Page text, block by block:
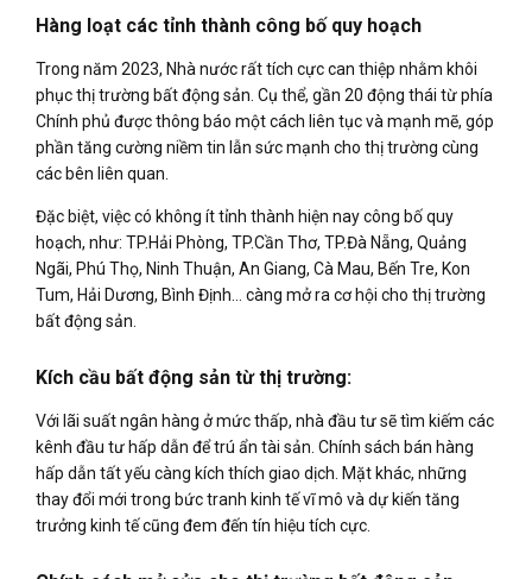
Hàng loạt các tỉnh thành công bố quy hoạch
Trong năm 2023, Nhà nước rất tích cực can thiệp nhằm khôi
phục thị trường bất động sản. Cụ thể, gần 20 động thái từ phía
Chính phủ được thông báo một cách liên tục và mạnh mẽ, góp
phần tăng cường niềm tin lẫn sức mạnh cho thị trường cùng
các bên liên quan.
Đặc biệt, việc có không ít tỉnh thành hiện nay công bố quy
hoạch, như: TP.Hải Phòng, TP.Cần Thơ, TP.Đà Nẵng, Quảng
Ngãi, Phú Thọ, Ninh Thuận, An Giang, Cà Mau, Bến Tre, Kon
Tum, Hải Dương, Bình Định… càng mở ra cơ hội cho thị trường
bất động sản.
Kích cầu bất động sản từ thị trường:
Với lãi suất ngân hàng ở mức thấp, nhà đầu tư sẽ tìm kiếm các
kênh đầu tư hấp dẫn để trú ẩn tài sản. Chính sách bán hàng
hấp dẫn tất yếu càng kích thích giao dịch. Mặt khác, những
thay đổi mới trong bức tranh kinh tế vĩ mô và dự kiến tăng
trưởng kinh tế cũng đem đến tín hiệu tích cực.